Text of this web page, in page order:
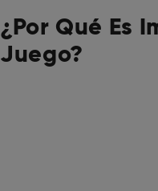
¿Por Qué Es
Juego?